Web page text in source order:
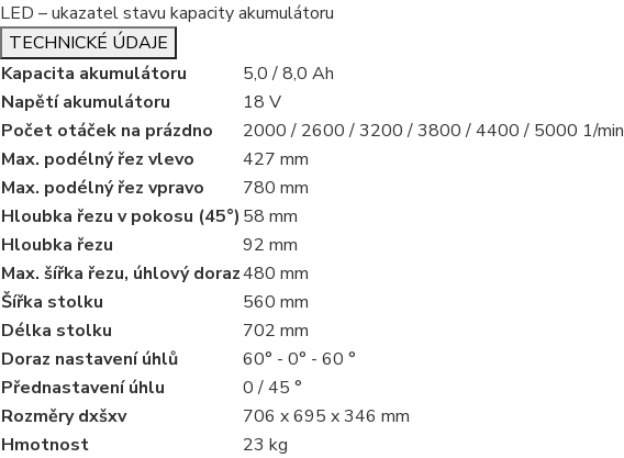
LED – ukazatel stavu kapacity akumulátoru
TECHNICKÉ ÚDAJE
Kapacita akumulátoru
5,0 / 8,0 Ah
Napětí akumulátoru
18 V
Počet otáček na prázdno
2000 / 2600 / 3200 / 3800 / 4400 / 5000 1/min
Max. podélný řez vlevo
427 mm
Max. podélný řez vpravo
780 mm
Hloubka řezu v pokosu (45°) 58 mm
Hloubka řezu
92 mm
Max. šířka řezu, úhlový doraz480 mm
Šířka stolku
560 mm
Délka stolku
702 mm
Doraz nastavení úhlů
60° - 0° - 60 °
Přednastavení úhlu
0 / 45 °
Rozměry dxšxv
706 x 695 x 346 mm
Hmotnost
23 kg